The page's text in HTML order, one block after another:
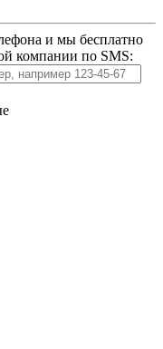
и мы бесплатно
компании по SMS: